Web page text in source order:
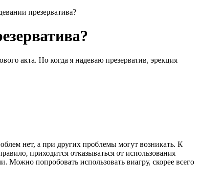
презерватива?
акта. Но когда я надеваю презерватив, эрекция
нет, а при других проблемы могут возникать. К
приходится отказываться от использования
попробовать использовать виагру, скорее всего